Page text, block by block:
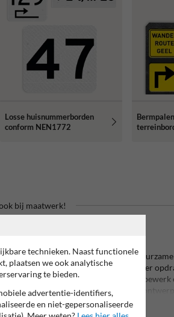
Losse huisnummerborden
conform NEN1772
bij maatwerk!
Wij produceren uitsluitend officiële
verkeersborden.Alle borden worden per
Bestel standaard huisnummerborden,
eigen bord op basis van een voorbeeldontwerp
Ook voor overige producten voor een
technieken. Naast functionele
plaatsen we ook analytische
te bieden.
advertentie-identifiers,
en niet-gepersonaliseerde